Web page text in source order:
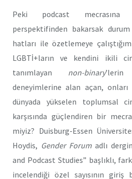
Peki podcast mecrasına
perspektifinden bakarsak durum
hatları ile özetlemeye
LGBTİ+ların ve kendini ikili
tanımlayan non-binary
deneyimlerine alan açan,
dünyada yükselen toplumsal
karşısında güçlendiren bir
miyiz? Duisburg-Essen
Hoydis, Gender Forumadlı
and Podcast Studies” başlıklı,
incelendiği özel sayısının